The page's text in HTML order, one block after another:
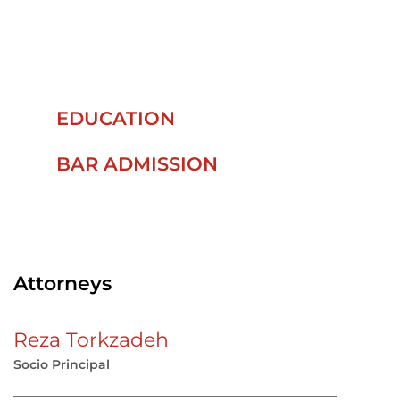
EDUCATION
BAR ADMISSION
Attorneys
Reza Torkzadeh
Socio Principal